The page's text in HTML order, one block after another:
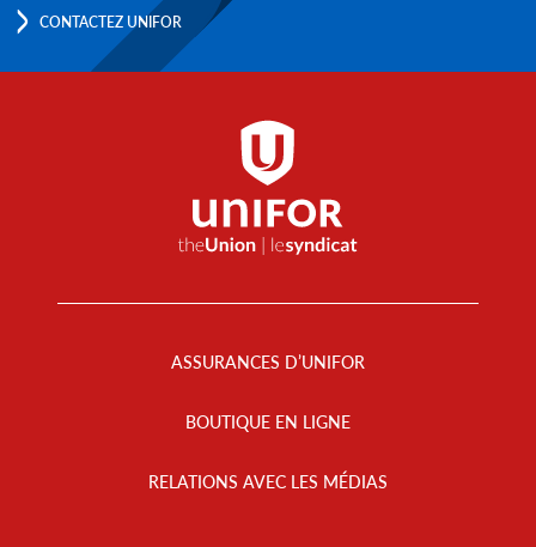
CONTACTEZ UNIFOR
ASSURANCES D’UNIFOR
BOUTIQUE EN LIGNE
RELATIONS AVEC LES MÉDIAS